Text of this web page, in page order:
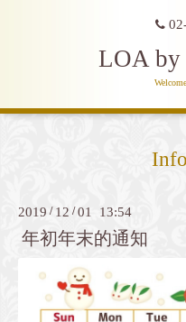
LOA by
2019 / 12 /01 13:54
年初年末的通知